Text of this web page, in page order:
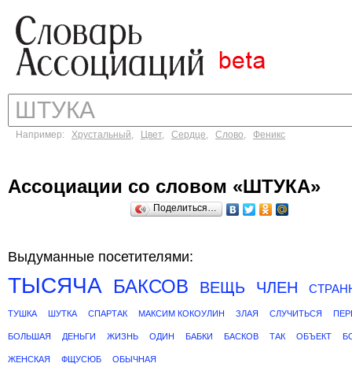
Например: Хрустальный, Цвет, Сердце, Слово, Феникс
Ассоциации со словом «ШТУКА»
Поделиться…
Выдуманные посетителями:
ТЫСЯЧА БАКСОВ ВЕЩЬ ЧЛЕН
ТУШКА ШУТКА СПАРТАК МАКСИМ КОКОУЛИН ЗЛАЯ СЛУЧИТЬСЯ
БОЛЬШАЯ ДЕНЬГИ ЖИЗНЬ ОДИН БАБКИ БАСКОВ ТАК ОБЪЕКТ
ЖЕНСКАЯ ФЩУСЮБ ОБЫЧНАЯ